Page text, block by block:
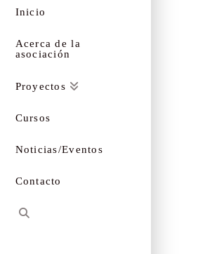
Inicio
Acerca de la
asociación
Proyectos
Cursos
Noticias/Eventos
Contacto